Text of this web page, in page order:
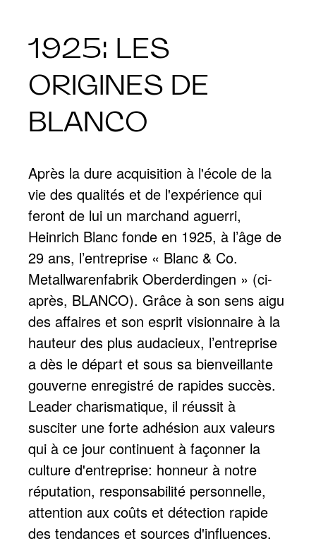
1925: LES
ORIGINES DE
BLANCO
Après la dure acquisition à l'école de la
vie des qualités et de l'expérience qui
feront de lui un marchand aguerri,
Heinrich Blanc fonde en 1925, à l’âge de
29 ans, l’entreprise « Blanc & Co.
Metallwarenfabrik Oberderdingen » (ci-
après, BLANCO). Grâce à son sens aigu
des affaires et son esprit visionnaire à la
hauteur des plus audacieux, l’entreprise
a dès le départ et sous sa bienveillante
gouverne enregistré de rapides succès.
Leader charismatique, il réussit à
susciter une forte adhésion aux valeurs
qui à ce jour continuent à façonner la
culture d'entreprise: honneur à notre
réputation, responsabilité personnelle,
attention aux coûts et détection rapide
des tendances et sources d'influences.